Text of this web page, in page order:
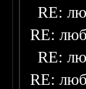
RE:
RE:
RE:
RE: